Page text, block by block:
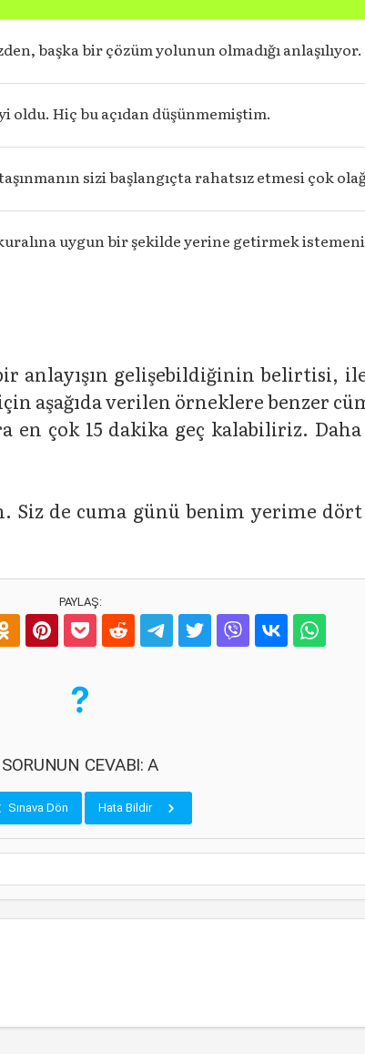
başka bir çözüm yolunun olmadığı anlaşılıyor.
oldu. Hiç bu açıdan düşünmemiştim.
sizi başlangıçta rahatsız etmesi çok
uygun bir şekilde yerine getirmek
anlayışın gelişebildiğinin belirtisi,
aşağıda verilen örneklere benzer
en çok 15 dakika geç kalabiliriz. Daha
Siz de cuma günü benim yerime dört
PAYLAŞ:
SORUNUN CEVABI: A
Sınava Dön Hata Bildir